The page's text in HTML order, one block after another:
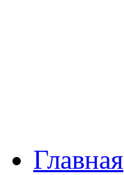
Главная